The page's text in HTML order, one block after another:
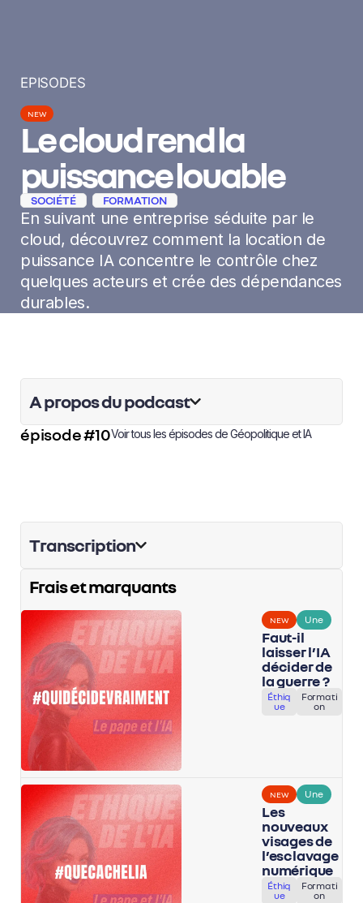
EPISODES
NEW
Le cloud rend la
puissance louable
SOCIÉTÉ FORMATION
En suivant une entreprise séduite par le
cloud, découvrez comment la location de
puissance IA concentre le contrôle chez
quelques acteurs et crée des dépendances
durables.
A propos du podcast
épisode #10Voir tous les épisodes deGéopolitique et IA
Transcription
Frais et marquants
NEW Une
Faut-il
laisser l’IA
décider de
la guerre ?
Éthiq
ue
Formati
on
NEW Une
Les
nouveaux
visages de
l’esclavage
numérique
Éthiq
ue
Formati
on